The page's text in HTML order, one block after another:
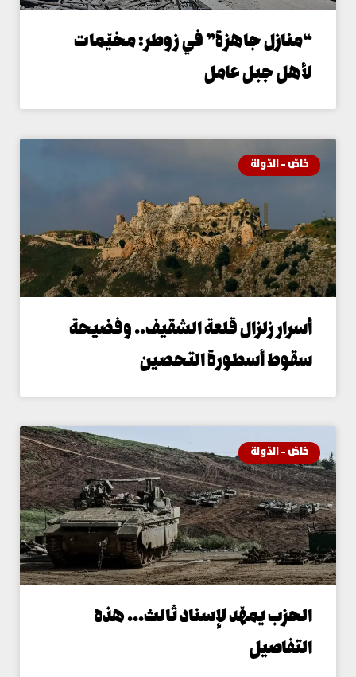
جاهزة” في زوطر: مخيّمات
جبل عامل
- الدّولة
زلزال قلعة الشقيف.. وفضيحة
أسطورة التحصين
- الدّولة
يمهّد لإسناد ثالث… هذه